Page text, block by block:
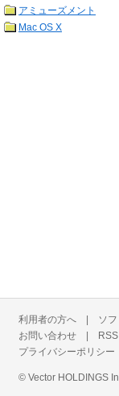
アミューズメント
Mac OS X
利用者の方へ | ソ
お問い合わせ | RSS
プライバシーポリシー
© Vector HOLDINGS